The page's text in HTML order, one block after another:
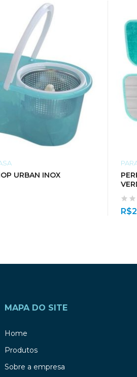
URBAN INOX
R$
MAPA DO SITE
Home
Produtos
Sobre a empresa